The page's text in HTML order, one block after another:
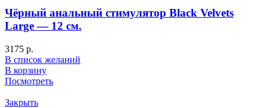
Чёрный анальный стимулятор Black Velvets
Large — 12 см.
3175 р.
В список желаний
В корзину
Посмотреть
Закрыть